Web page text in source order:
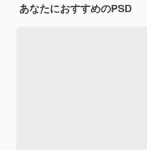
あなたにおすすめのPSD